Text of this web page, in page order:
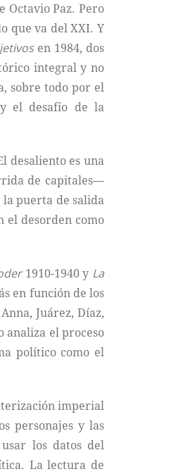
Octavio Paz. Pero
que va del XXI. Y
en 1984, dos
integral y no
sobre todo por el
el desafío de la
desaliento es una
de capitales—
la puerta de salida
el desorden como
1910-1940 y La
en función de los
Juárez, Díaz,
analiza el proceso
político como el
imperial
personajes y las
los datos del
La lectura de